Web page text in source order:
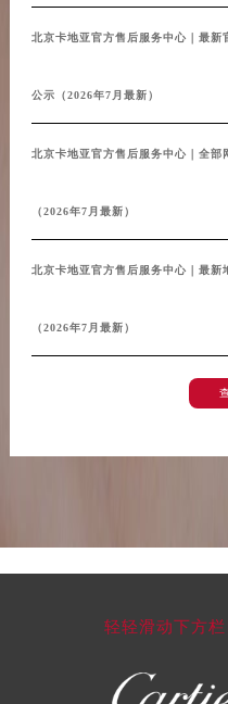
北京卡地亚官方售后服务中心｜最新
公示（2026年7月最新）
北京卡地亚官方售后服务中心｜全部
（2026年7月最新）
北京卡地亚官方售后服务中心｜最新
（2026年7月最新）
轻轻滑动下方